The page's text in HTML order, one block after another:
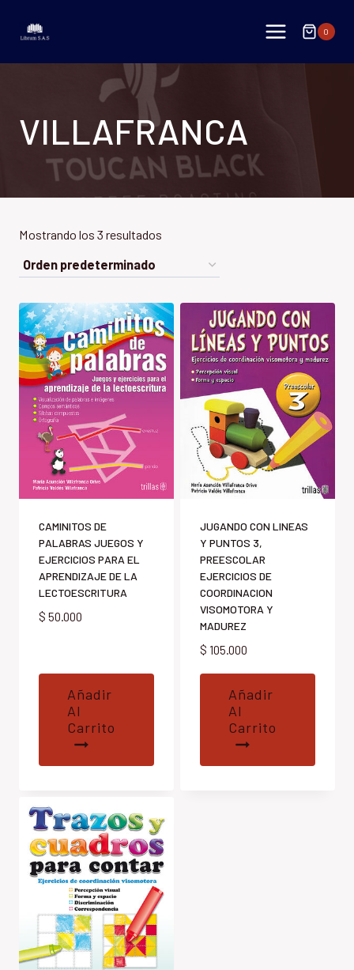
0
VILLAFRANCA
Mostrando los 3 resultados
CAMINITOS DE
PALABRAS JUEGOS Y
EJERCICIOS PARA EL
APRENDIZAJE DE LA
LECTOESCRITURA
$ 50.000
Añadir
Al
Carrito
JUGANDO CON LINEAS
Y PUNTOS 3,
PREESCOLAR
EJERCICIOS DE
COORDINACION
VISOMOTORA Y
MADUREZ
$ 105.000
Añadir
Al
Carrito